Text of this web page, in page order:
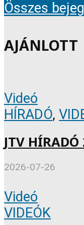
Összes
AJÁNLOTT
Videó
HÍRADÓ,
JTV
2026-07-26
Videó
VIDEÓK